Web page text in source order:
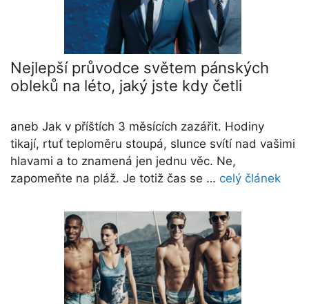
Nejlepší průvodce světem pánských
obleků na léto, jaký jste kdy četli
aneb Jak v příštích 3 měsících zazářit. Hodiny
tikají, rtuť teploměru stoupá, slunce svítí nad vašimi
hlavami a to znamená jen jednu věc. Ne,
zapomeňte na pláž. Je totiž čas se … celý článek